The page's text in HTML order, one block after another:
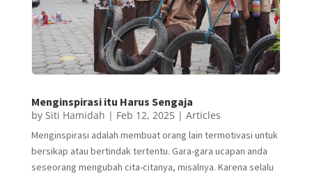
Menginspirasi itu Harus Sengaja
by Siti Hamidah | Feb 12, 2025| Articles
Menginspirasi adalah membuat orang lain termotivasi untuk
bersikap atau bertindak tertentu. Gara-gara ucapan anda
seseorang mengubah cita-citanya, misalnya. Karena selalu